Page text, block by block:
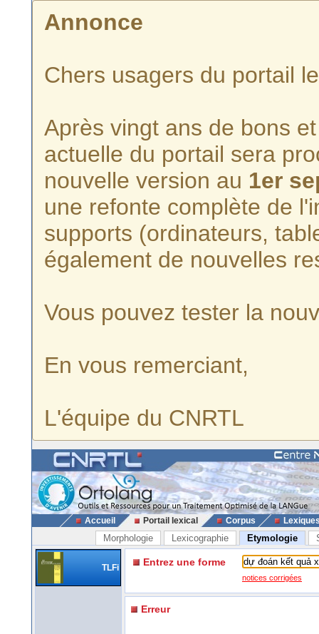
Annonce
Chers usagers du portail
Après vingt ans de bons
actuelle du portail sera
nouvelle version au 1er
une refonte complète de
supports (ordinateurs,
également de nouvelles
Vous pouvez tester la
En vous remerciant,
L'équipe du CNRTL
Accueil Portail lexical Corpus
Morphologie Lexicographie Etymologie
TLFi Entrez une forme
notices corrigées
Erreur